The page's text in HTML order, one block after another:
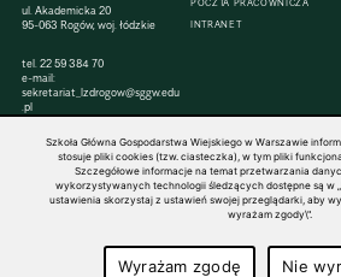
ul. Akademicka 20
95-063 Rogów, woj. łódzkie
tel. 22 59 384 70
e-mail:
sekretariat_lzdrogow@sggw.edu
.pl
POCZTA PRACOWNICZA
INTRANET
© 1816–2026 SGGW — ALL RIGHTS
Szkoła Główna Gospodarstwa Wiejskiego w Warszawie
stosuje pliki cookies (tzw. ciasteczka), w tym pliki
Szczegółowe informacje na temat przetwarzania
wykorzystywanych technologii śledzących dostępne są w
ustawienia skorzystaj z ustawień swojej przeglądarki, aby
wyrażam zgody\".
Wyrażam zgodę Nie